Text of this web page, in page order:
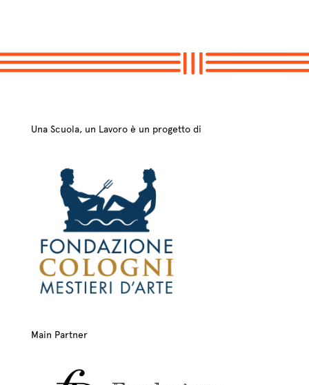
Una Scuola, un Lavoro è un progetto di
Main Partner